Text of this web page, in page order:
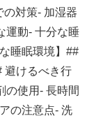
対策- 加湿器
運動- 十分な睡
睡眠環境】##
避けるべき行
の使用- 長時間
の注意点- 洗